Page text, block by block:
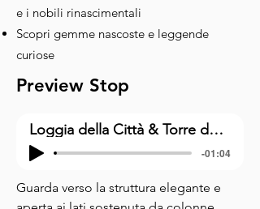
e i nobili rinascimentali
Scopri gemme nascoste e leggende
curiose
Preview Stop
Loggia della Città & Torre dell'Orologio
-01:04
Guarda verso la struttura elegante e